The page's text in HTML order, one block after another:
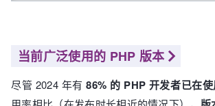
当前广泛使用的 PHP 版本
尽管 2024 年有 86% 的 PHP 开发者已在